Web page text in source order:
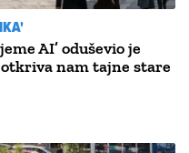
AI’ oduševio je
nam tajne stare